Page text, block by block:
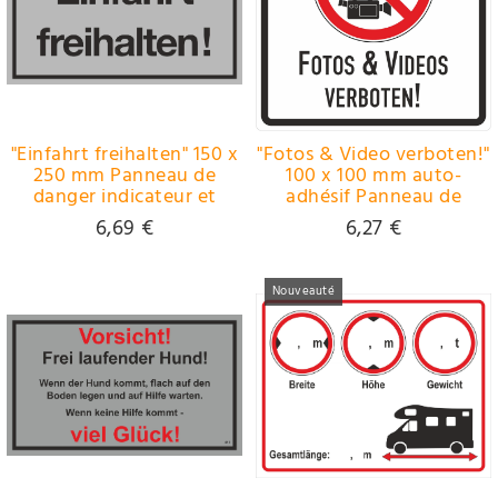
"Einfahrt freihalten" 150 x
250 mm Panneau de
danger indicateur et
d'interdiction PST-
plastique
6,69 €
"Fotos & Video verboten!"
100 x 100 mm auto-
adhésif Panneau de
danger indicateur et
d'interdiction PVC-pur
6,27 €
Nouveauté